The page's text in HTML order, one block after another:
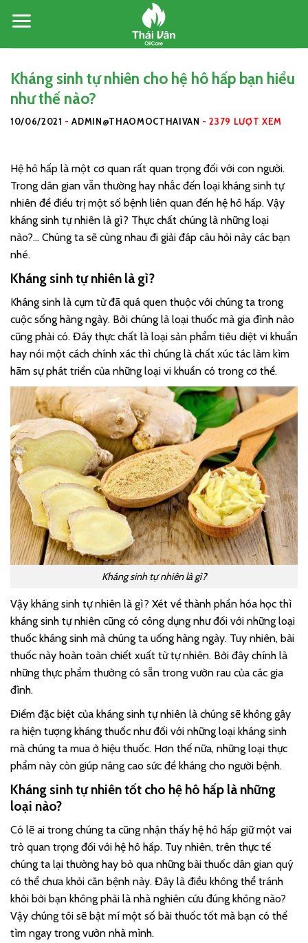
Kháng sinh tự nhiên cho hệ hô hấp bạn hiểu
như thế nào?
10/06/2021 -ADMIN@THAOMOCTHAIVAN -2379 LƯỢT XEM
Hệ hô hấp là một cơ quan rất quan trọng đối với con người.
Trong dân gian vẫn thường hay nhắc đến loại kháng sinh tự
nhiên để điều trị một số bệnh liên quan đến hệ hô hấp. Vậy
kháng sinh tự nhiên là gì? Thực chất chúng là những loại
nào?… Chúng ta sẽ cùng nhau đi giải đáp câu hỏi này các bạn
nhé.
Kháng sinh tự nhiên là gì?
Kháng sinh là cụm từ đã quá quen thuộc với chúng ta trong
cuộc sống hàng ngày. Bởi chúng là loại thuốc mà gia đình nào
cũng phải có. Đây thực chất là loại sản phẩm tiêu diệt vi khuẩn
hay nói một cách chính xác thì chúng là chất xúc tác làm kìm
hãm sự phát triển của những loại vi khuẩn có trong cơ thể.
Kháng sinh tự nhiên là gì?
Vậy kháng sinh tự nhiên là gì? Xét về thành phần hóa học thì
kháng sinh tự nhiên cũng có công dụng như đối với những loại
thuốc kháng sinh mà chúng ta uống hàng ngày. Tuy nhiên, bài
thuốc này hoàn toàn chiết xuất từ tự nhiên. Bởi đây chính là
những thực phẩm thường có sẵn trong vườn rau của các gia
đình.
Điểm đặc biệt của kháng sinh tự nhiên là chúng sẽ không gây
ra hiện tượng kháng thuốc như đối với những loại kháng sinh
mà chúng ta mua ở hiệu thuốc. Hơn thế nữa, những loại thực
phẩm này còn giúp nâng cao sức đề kháng cho người bệnh.
Kháng sinh tự nhiên tốt cho hệ hô hấp là những
loại nào?
Có lẽ ai trong chúng ta cũng nhận thấy hệ hô hấp giữ một vai
trò quan trọng đối với hệ hô hấp. Tuy nhiên, trên thực tế
chúng ta lại thường hay bỏ qua những bài thuốc dân gian quý
có thể chưa khỏi căn bệnh này. Đây là điều không thể tránh
khỏi bởi bạn không phải là nhà nghiên cứu đúng không nào?
Vậy chúng tôi sẽ bật mí một số bài thuốc tốt mà bạn có thể
tìm ngay trong vườn nhà mình.